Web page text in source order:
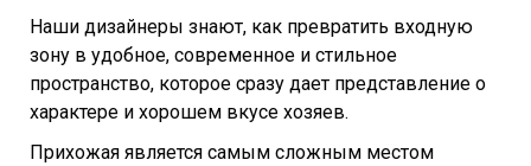
Наши дизайнеры знают, как превратить входную
зону в удобное, современное и стильное
пространство, которое сразу дает представление о
характере и хорошем вкусе хозяев.
Прихожая является самым сложным местом